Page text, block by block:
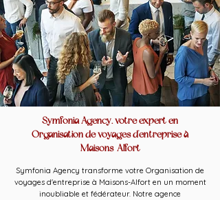
Symfonia Agency, votre expert en
Organisation de voyages d'entreprise à
Maisons-Alfort
Symfonia Agency transforme votre Organisation de
voyages d'entreprise à Maisons-Alfort en un moment
inoubliable et fédérateur. Notre agence